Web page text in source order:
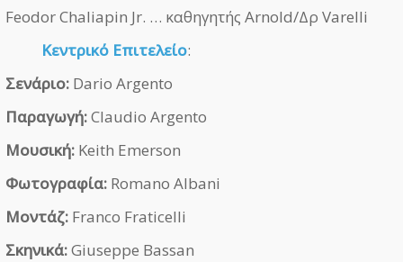
Feodor Chaliapin Jr. … καθηγητής Arnold/Δρ Varelli
Κεντρικό Επιτελείο:
Σενάριο: Dario Argento
Παραγωγή:Claudio Argento
Μουσική: Keith Emerson
Φωτογραφία: Romano Albani
Μοντάζ: Franco Fraticelli
Σκηνικά:Giuseppe Bassan